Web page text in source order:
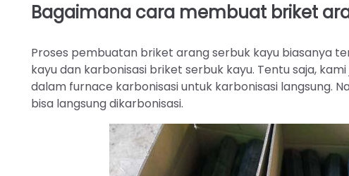
Bagaimana cara membuat briket
Proses pembuatan briket arang serbuk kayu biasanya
kayu dan karbonisasi briket serbuk kayu. Tentu saja,
dalam furnace karbonisasi untuk karbonisasi langsung.
bisa langsung dikarbonisasi.